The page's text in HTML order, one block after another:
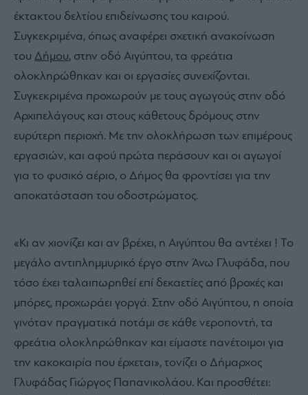
έκτακτου δελτίου επιδείνωσης του καιρού.
Συγκεκριμένα, όπως αναφέρει σχετική ανακοίνωση
του Δήμου, στην οδό Αιγύπτου, τα φρεάτια
ολοκληρώθηκαν και οι εργασίες συνεχίζονται.
Συγκεκριμένα προχωρούν με τους αγωγούς στην οδό
Αρχιπελάγους και στους κάθετους δρόμους στην
ευρύτερη περιοχή. Με την ολοκλήρωση των επιμέρους
εργασιών, και αφού πρώτα περάσουν και οι αγωγοί
για το φυσικό αέριο, ο Δήμος θα φροντίσει για την
αποκατάσταση του οδοστρώματος.
«Κι αν χιονίζει και αν βρέχει, η Αιγύπτου θα αντέχει ! Το
μεγάλο αντιπλημμυρικό έργο στην Άνω Γλυφάδα, που
τόσο έχει ταλαιπωρηθεί επί δεκαετίες από βροχές και
μπόρες, προχωράει γοργά. Στην οδό Αιγύπτου, η οποία
γινόταν πραγματικά ποτάμι σε κάθε νεροποντή, τα
φρεάτια ολοκληρώθηκαν και είμαστε πανέτοιμοι για
την κακοκαιρία που έρχεται», τονίζει ο Δήμαρχος
Γλυφάδας Γιώργος Παπανικολάου. Και προσθέτει: